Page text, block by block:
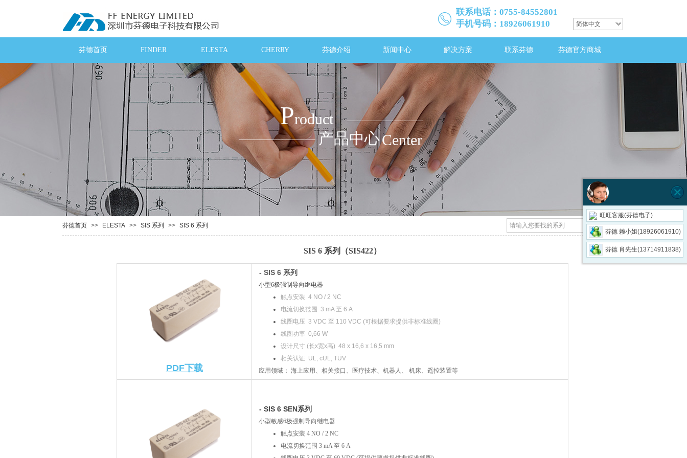
联系电话：0755-84552801
手机号码：18926061910
简体中文
芬德首页 FINDER ELESTA CHERRY 芬德介绍 新闻中心 解决方案 联系芬德 芬德官方商城
Product
产品中心Center
搜索
芬德首页 >> ELESTA >> SIS 系列 >> SIS 6 系列
SIS 6 系列（SIS422）
PDF下载
- SIS 6 系列
小型6极强制导向继电器
触点安装 4 NO / 2 NC
电流切换范围 3 mA 至 6 A
线圈电压 3 VDC 至 110 VDC (可根据要求提供非标准线圈)
线圈功率 0,66 W
设计尺寸 (长x宽x高) 48 x 16,6 x 16,5 mm
相关认证 UL, cUL, TÜV
应用领域： 海上应用、相关接口、医疗技术、机器人、 机床、遥控装置等
- SIS 6 SEN系列
小型敏感6极强制导向继电器
触点安装 4 NO / 2 NC
电流切换范围 3 mA 至 6 A
旺旺客服(芬德电子)
芬德 赖小姐(18926061910)
芬德 肖先生(13714911838)